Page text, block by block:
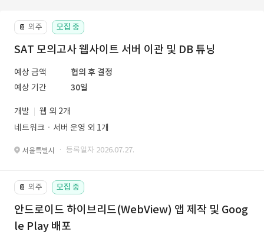
📔 외주 모집 중
SAT 모의고사 웹사이트 서버 이관 및 DB 튜닝
예상 금액
협의 후 결정
예상 기간
30일
개발
웹 외 2개
네트워크ㆍ서버 운영 외 1개
서울특별시 · 등록일자 2026.07.27.
📔 외주 모집 중
안드로이드 하이브리드(WebView) 앱 제작 및 Goog
le Play 배포